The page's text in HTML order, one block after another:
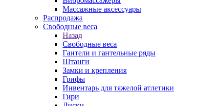
Массажные аксессуары
Распродажа
Свободные веса
Назад
Свободные веса
Гантели и гантельные ряды
Штанги
Замки и крепления
Грифы
Инвентарь для тяжелой атлетики
Гири